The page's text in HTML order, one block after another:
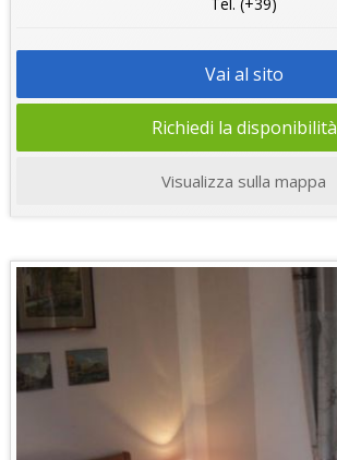
Vai al sito
Richiedi la disponibilità
Visualizza sulla mappa